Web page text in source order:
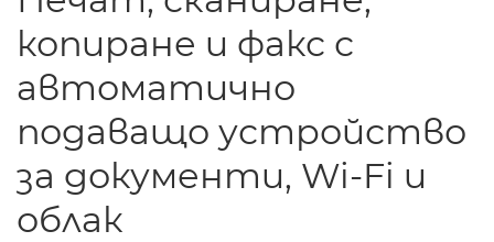
копиране и факс с
автоматично
подаващо устройство
за документи, Wi-Fi и
облак